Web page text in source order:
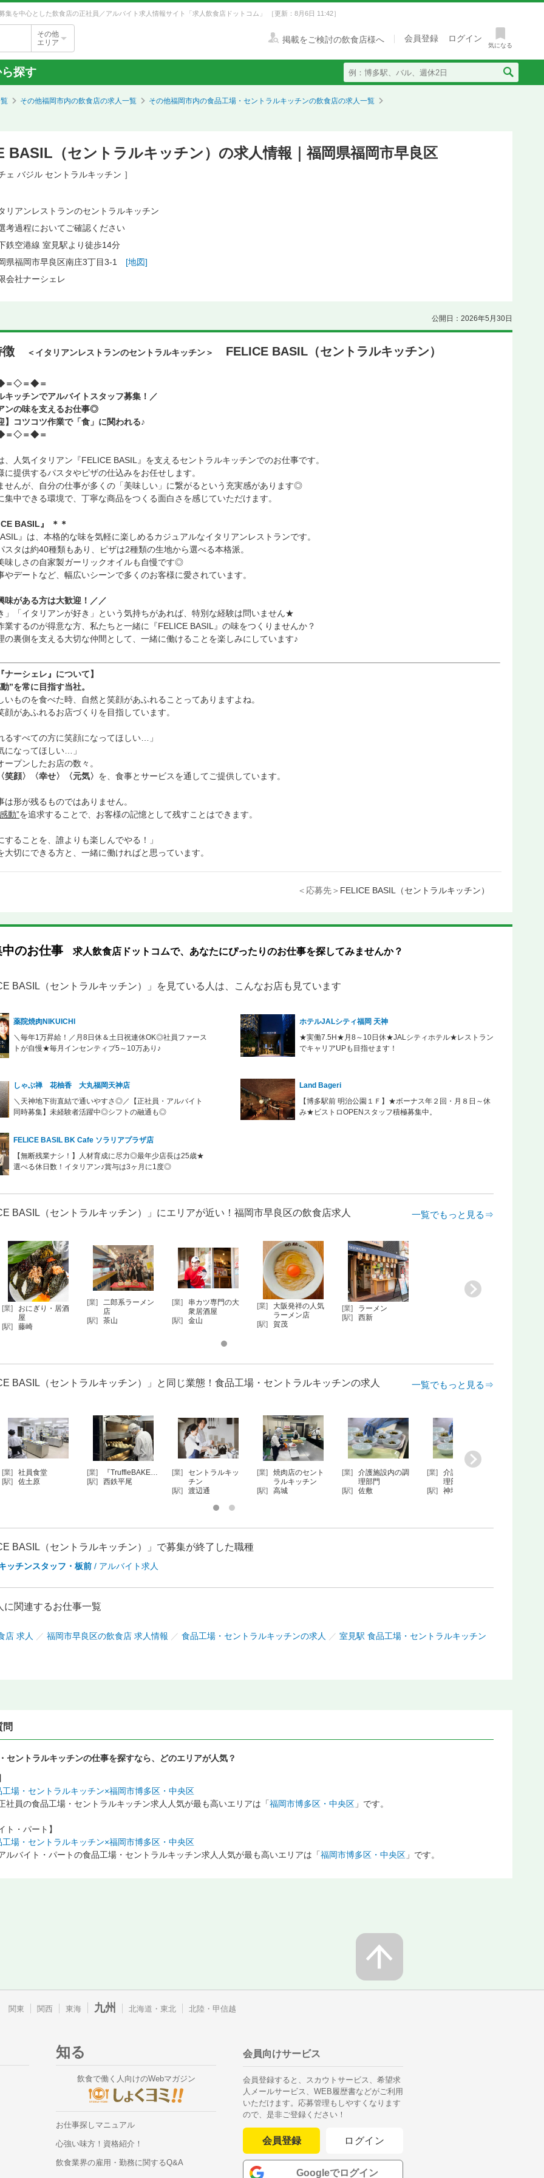
集を中心とした飲食店の正社員／アルバイト求人情報サイト「求人飲食店ドットコム」 ［更新：8月6日 11:42］
その他
エリア
掲載をご検討の飲食店様へ 会員登録 ログイン
気になる
探す
その他福岡市内の飲食店の求人一覧 その他福岡市内の食品工場・セントラルキッチンの飲食店の求人一覧
BASIL（セントラルキッチン）の求人情報｜福岡県福岡市早良区
ェ バジル セントラルキッチン ］
リアンレストランのセントラルキッチン
考過程においてご確認ください
鉄空港線 室見駅より徒歩14分
県福岡市早良区南庄3丁目3-1 [地図]
会社ナーシェレ
公開日：2026年5月30日
徴 ＜イタリアンレストランのセントラルキッチン＞ FELICE BASIL（セントラルキッチン）
＝◇＝◆＝
キッチンでアルバイトスタッフ募集！／
ンの味を支えるお仕事◎
】コツコツ作業で「食」に関われる♪
＝◇＝◆＝
、人気イタリアン『FELICE BASIL』を支えるセントラルキッチンでのお仕事です。
に提供するパスタやピザの仕込みをお任せします。
せんが、自分の仕事が多くの「美味しい」に繋がるという充実感があります◎
集中できる環境で、丁寧な商品をつくる面白さを感じていただけます。
BASIL』 ＊＊
』は、本格的な味を気軽に楽しめるカジュアルなイタリアンレストランです。
スタは約40種類もあり、ピザは2種類の生地から選べる本格派。
味しさの自家製ガーリックオイルも自慢です◎
やデートなど、幅広いシーンで多くのお客様に愛されています。
味がある方は大歓迎！／／
」「イタリアンが好き」という気持ちがあれば、特別な経験は問いません★
業するのが得意な方、私たちと一緒に『FELICE BASIL』の味をつくりませんか？
の裏側を支える大切な仲間として、一緒に働けることを楽しみにしています♪
ナーシェレ』について】
”を常に目指す当社。
いものを食べた時、自然と笑顔があふれることってありますよね。
顔があふれるお店づくりを目指しています。
るすべての方に笑顔になってほしい…」
になってほしい…」
ープンしたお店の数々。
笑顔〉〈幸せ〉〈元気〉 を、食事とサービスを通してご提供しています。
は形が残るものではありません。
動”を追求することで、お客様の記憶として残すことはできます。
することを、誰よりも楽しんでやる！」
大切にできる方と、一緒に働ければと思っています。
＜応募先＞ FELICE BASIL（セントラルキッチン）
のお仕事 求人飲食店ドットコムで、あなたにぴったりのお仕事を探してみませんか？
BASIL（セントラルキッチン）」を見ている人は、こんなお店も見ています
薬院焼肉NIKUICHI
＼毎年1万昇給！／月8日休＆土日祝連休OK◎社員ファース
トが自慢★毎月インセンティブ5～10万あり♪
ホテルJALシティ福岡 天神
★実働7.5H★月8～10日休★JALシティホテル★レストラン
でキャリアUPも目指せます！
しゃぶ禅 花柚香 大丸福岡天神店
＼天神地下街直結で通いやすさ◎／【正社員・アルバイト
同時募集】未経験者活躍中◎シフトの融通も◎
Land Bageri
【博多駅前 明治公園１Ｆ】★ボーナス年２回・月８日～休
み★ビストロOPENスタッフ積極募集中。
FELICE BASIL BK Cafe ソラリアプラザ店
【無断残業ナシ！】人材育成に尽力◎最年少店長は25歳★
選べる休日数！イタリアン♪賞与は3ヶ月に1度◎
BASIL（セントラルキッチン）」にエリアが近い！福岡市早良区の飲食店求人 一覧でもっと見る⇒
[業]
おにぎり・居酒
屋
[駅]
藤崎
[業]
二郎系ラーメン
店
[駅]
茶山
[業]
串カツ専門の大
衆居酒屋
[駅]
金山
[業]
大阪発祥の人気
ラーメン店
[駅]
賀茂
[業]
ラーメン
[駅]
西新
BASIL（セントラルキッチン）」と同じ業態！食品工場・セントラルキッチンの求人 一覧でもっと見る⇒
[業]
介護施設内の調
理部門
[業]
フルーツのカッ
ト、チョコ…
[業]
社員食堂
佐土原
[業]
『TruffleBAKE…
西鉄平尾
[業]
セントラルキッ
チン
[駅]
渡辺通
[業]
焼肉店のセント
ラルキッチン
[駅]
高城
BASIL（セントラルキッチン）」で募集が終了した職種
ッチンスタッフ・板前 / アルバイト求人
に関連するお仕事一覧
店 求人 ／ 福岡市早良区の飲食店 求人情報 ／ 食品工場・セントラルキッチンの求人 ／ 室見駅 食品工場・セントラルキッチン
問
セントラルキッチンの仕事を探すなら、どのエリアが人気？
工場・セントラルキッチン×福岡市博多区・中央区
社員の食品工場・セントラルキッチン求人人気が最も高いエリアは「福岡市博多区・中央区 」です。
ト・パート】
工場・セントラルキッチン×福岡市博多区・中央区
ルバイト・パートの食品工場・セントラルキッチン求人人気が最も高いエリアは「福岡市博多区・中央区 」です。
関東 関西 東海 九州 北海道・東北 北陸・甲信越
知る
飲食で働く人向けのWebマガジン
お仕事探しマニュアル
心強い味方！資格紹介！
飲食業界の雇用・勤務に関するQ&A
会員向けサービス
会員登録すると、スカウトサービス、希望求
人メールサービス、WEB履歴書などがご利用
いただけます。応募管理もしやすくなります
ので、是非ご登録ください！
会員登録 ログイン
Googleでログイン